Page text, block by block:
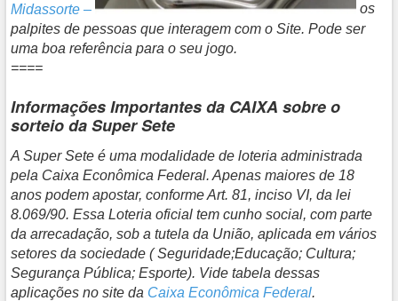
Midassorte –
os
palpites de pessoas que interagem com o Site. Pode ser
uma boa referência para o seu jogo.
====
Informações Importantes da CAIXA sobre o
sorteio da Super Sete
A Super Sete é uma modalidade de loteria administrada
pela Caixa Econômica Federal. Apenas maiores de 18
anos podem apostar, conforme Art. 81, inciso VI, da lei
8.069/90. Essa Loteria oficial tem cunho social, com parte
da arrecadação, sob a tutela da União, aplicada em vários
setores da sociedade ( Seguridade;Educação; Cultura;
Segurança Pública; Esporte). Vide tabela dessas
aplicações no site da Caixa Econômica Federal.